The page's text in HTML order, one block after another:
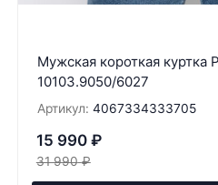
Мужская короткая куртка
10103.9050/6027
Артикул: 4067334333705
15 990 ₽
31 990 ₽